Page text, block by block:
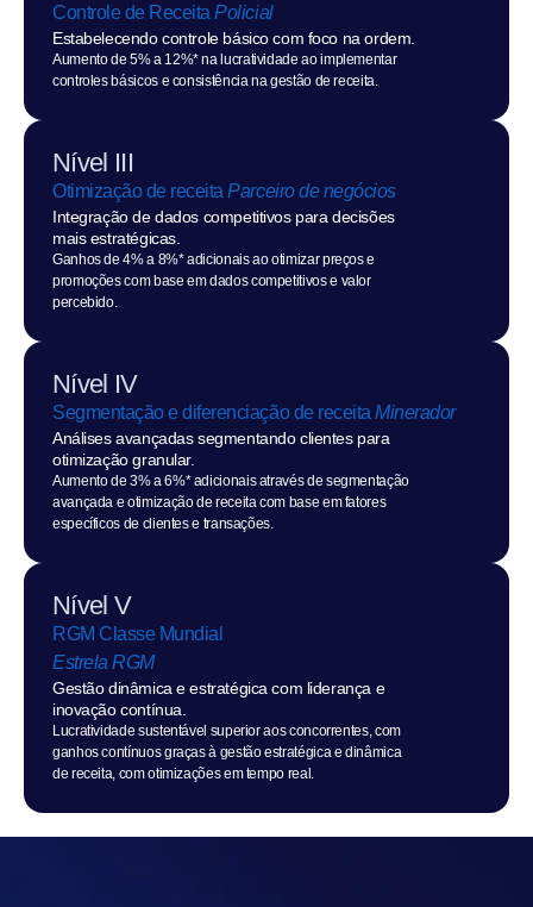
Controle de Receita Policial
Estabelecendo controle básico com foco na ordem.
Aumento de 5% a 12%* na lucratividade ao implementar
controles básicos e consistência na gestão de receita.
Nível III
Otimização de receita Parceiro de negócios
Integração de dados competitivos para decisões
mais estratégicas.
Ganhos de 4% a 8%* adicionais ao otimizar preços e
promoções com base em dados competitivos e valor
percebido.
Nível IV
Segmentação e diferenciação de receita Minerador
Análises avançadas segmentando clientes para
otimização granular.
Aumento de 3% a 6%* adicionais através de segmentação
avançada e otimização de receita com base em fatores
específicos de clientes e transações.
Nível V
RGM Classe Mundial
Estrela RGM
Gestão dinâmica e estratégica com liderança e
inovação contínua.
Lucratividade sustentável superior aos concorrentes, com
ganhos contínuos graças à gestão estratégica e dinâmica
de receita, com otimizações em tempo real.